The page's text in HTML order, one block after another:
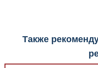
Также